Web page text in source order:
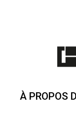
À PROPOS